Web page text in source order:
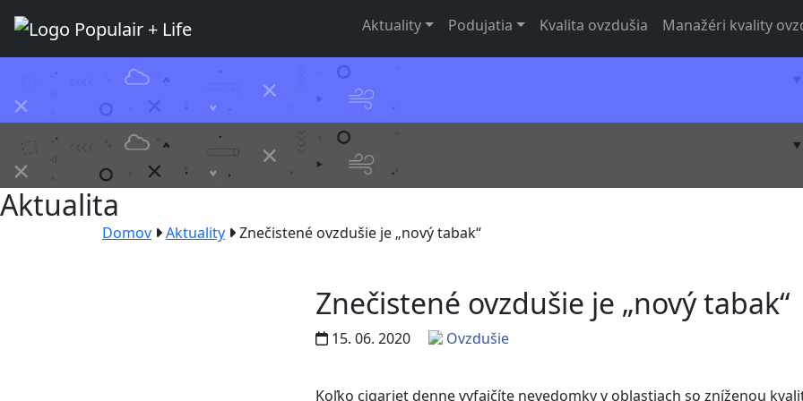
Aktuality Podujatia Kvalita ovzdušia Manažéri kvality
Aktualita
Domov Aktuality Znečistené ovzdušie je „nový tabak“
Znečistené ovzdušie je „nový tabak“
15. 06. 2020 Ovzdušie
Koľko cigariet denne vyfajčíte nevedomky v oblastiach so zníženou